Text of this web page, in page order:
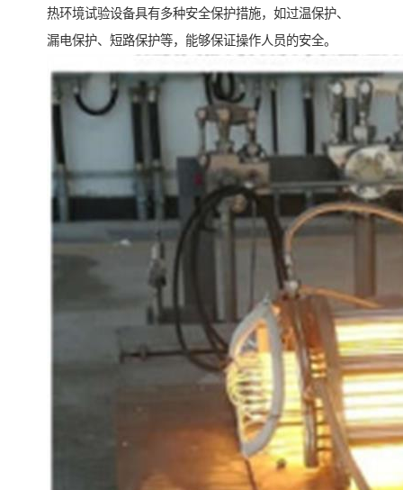
热环境试验设备具有多种安全保护措施，如过温保护、
漏电保护、短路保护等，能够保证操作人员的安全。